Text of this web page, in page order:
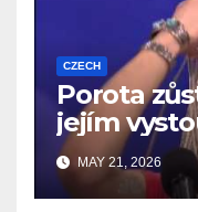
CZECH
Porota
jejím
MAY 21, 2026